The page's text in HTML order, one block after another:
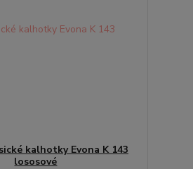
kalhotky Evona K 143
lososové